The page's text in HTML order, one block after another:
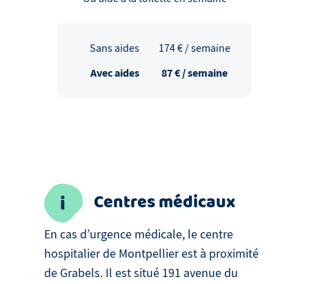
Sans aides 174€ / semaine
Avec aides 87€ / semaine
Centres médicaux
En cas d’urgence médicale, le centre
hospitalier de Montpellier est à proximité
de Grabels. Il est situé 191 avenue du